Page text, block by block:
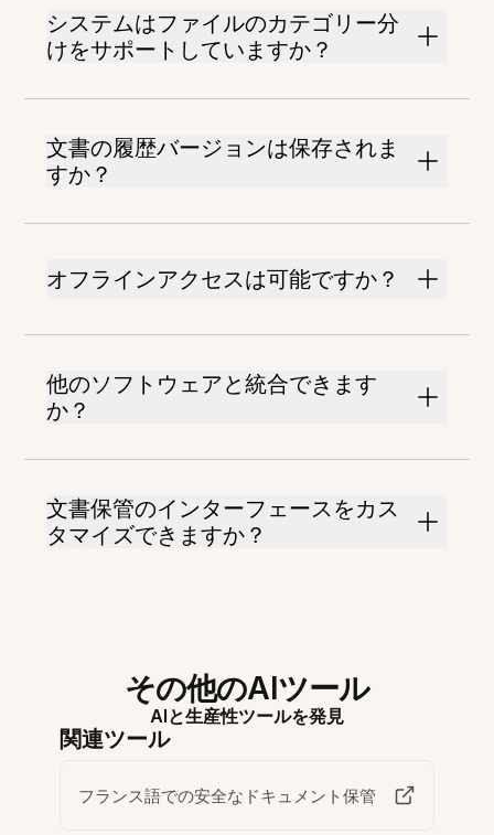
システムはファイルのカテゴリー分
けをサポートしていますか？
文書の履歴バージョンは保存されま
すか？
オフラインアクセスは可能ですか？
他のソフトウェアと統合できます
か？
文書保管のインターフェースをカス
タマイズできますか？
その他のAIツール
AIと生産性ツールを発見
関連ツール
フランス語での安全なドキュメント保管